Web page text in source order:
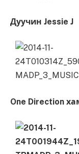
Дуучин Jessie J
One Direction